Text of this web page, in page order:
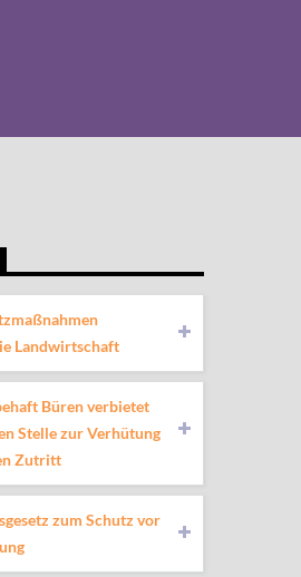
Landwirtschaft
Büren verbietet
Stelle zur Verhütung
Zutritt
zum Schutz vor